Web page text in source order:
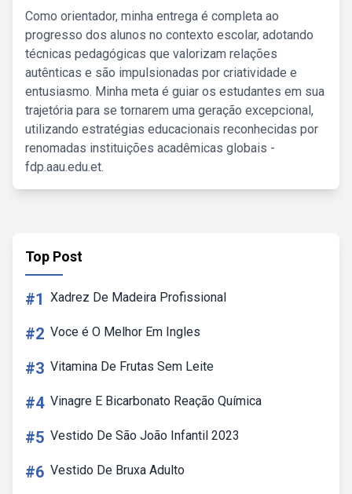
Como orientador, minha entrega é completa ao
progresso dos alunos no contexto escolar, adotando
técnicas pedagógicas que valorizam relações
autênticas e são impulsionadas por criatividade e
entusiasmo. Minha meta é guiar os estudantes em sua
trajetória para se tornarem uma geração excepcional,
utilizando estratégias educacionais reconhecidas por
renomadas instituições acadêmicas globais -
fdp.aau.edu.et.
Top Post
#1 Xadrez De Madeira Profissional
#2 Voce é O Melhor Em Ingles
#3 Vitamina De Frutas Sem Leite
#4 Vinagre E Bicarbonato Reação Química
#5 Vestido De São João Infantil 2023
#6 Vestido De Bruxa Adulto